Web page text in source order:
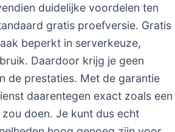
duidelijke voordelen ten
gratis proefversie. Gratis
beperkt in serverkeuze,
Daardoor krijg je geen
de prestaties. Met de garantie
daarentegen exact zoals een
doen. Je kunt dus echt